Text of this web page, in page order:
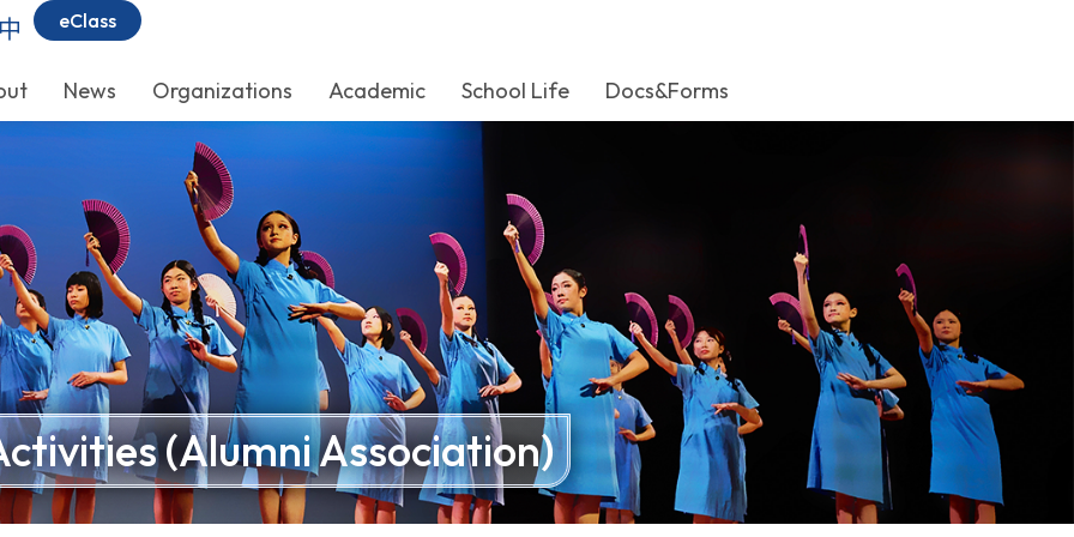
eClass
News Organizations Academic School Life Docs&Forms
(Alumni Association)